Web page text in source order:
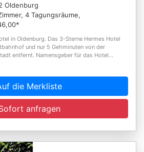
Oldenburg
4 Tagungsräume,
in Oldenburg. Das 3-Sterne Hermes Hotel
und nur 5 Gehminuten von der
entfernt. Namensgeber für das Hotel...
die Merkliste
anfragen